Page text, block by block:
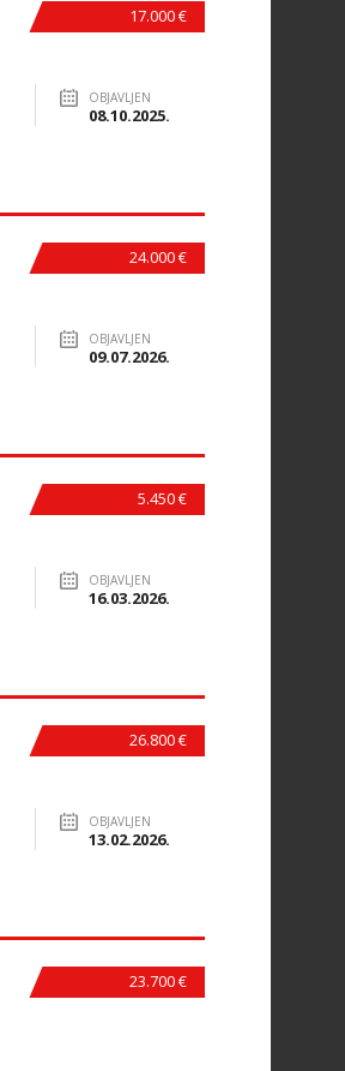
17.000 €
OBJAVLJEN
08.10.2025.
24.000 €
OBJAVLJEN
09.07.2026.
5.450 €
OBJAVLJEN
16.03.2026.
26.800 €
OBJAVLJEN
13.02.2026.
23.700 €